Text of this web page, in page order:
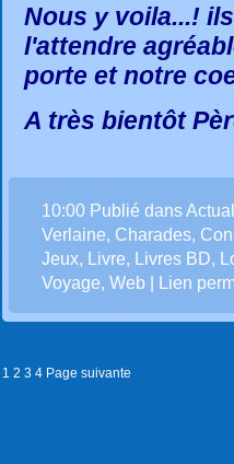
Nous y voila...!
l'attendre
porte et notre
A très bientôt
10:00 Publié dans
Verlaine, Charades,
Jeux, Livre, Livres BD,
Voyage, Web Lien
1 2 3 4 Page suivante